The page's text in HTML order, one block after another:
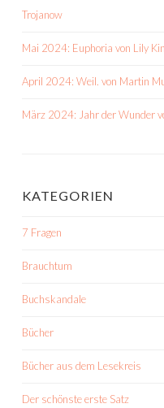
Trojanow
Mai 2024: Euphoria von Lily
April 2024: Weil. von Martin
März 2024: Jahr der Wunder
KATEGORIEN
7 Fragen
Brauchtum
Buchskandale
Bücher
Bücher aus dem Lesekreis
Der schönste erste Satz